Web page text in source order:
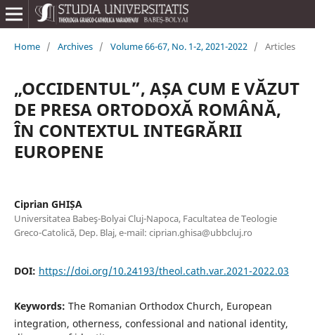
Home / Archives / Volume 66-67, No. 1-2, 2021-2022 / Articles
„OCCIDENTUL”, AȘA CUM E VĂZUT
DE PRESA ORTODOXĂ ROMÂNĂ,
ÎN CONTEXTUL INTEGRĂRII
EUROPENE
Ciprian GHIȘA
Universitatea Babeş-Bolyai Cluj-Napoca, Facultatea de Teologie
Greco-Catolică, Dep. Blaj, e-mail: ciprian.ghisa@ubbcluj.ro
DOI: https://doi.org/10.24193/theol.cath.var.2021-2022.03
Keywords: The Romanian Orthodox Church, European
integration, otherness, confessional and national identity,